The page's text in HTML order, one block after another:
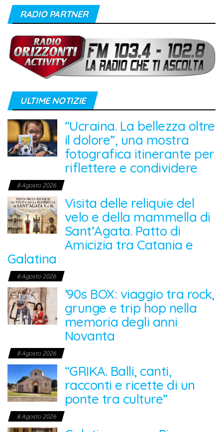
RADIO PARTNER
ULTIME NOTIZIE
“Ucraina. La bellezza oltre
il dolore”, una mostra
fotografica itinerante per
riflettere e condividere
8 Agosto 2026
Visita delle reliquie del
velo e della mammella di
Sant’Agata. Patto di
Amicizia tra Catania e
Galatina
8 Agosto 2026
’90s BOX: viaggio tra rock,
grunge e trip hop nella
memoria degli anni
Novanta
8 Agosto 2026
“GRIKA. Balli, canti,
racconti e ricette di un
ponte tra culture”
8 Agosto 2026